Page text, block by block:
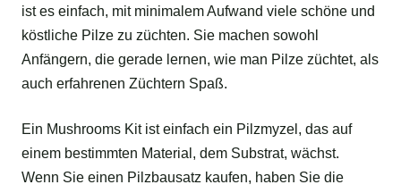
ist es einfach, mit minimalem Aufwand viele schöne und
köstliche Pilze zu züchten. Sie machen sowohl
Anfängern, die gerade lernen, wie man Pilze züchtet, als
auch erfahrenen Züchtern Spaß.
Ein Mushrooms Kit ist einfach ein Pilzmyzel, das auf
einem bestimmten Material, dem Substrat, wächst.
Wenn Sie einen Pilzbausatz kaufen, haben Sie die